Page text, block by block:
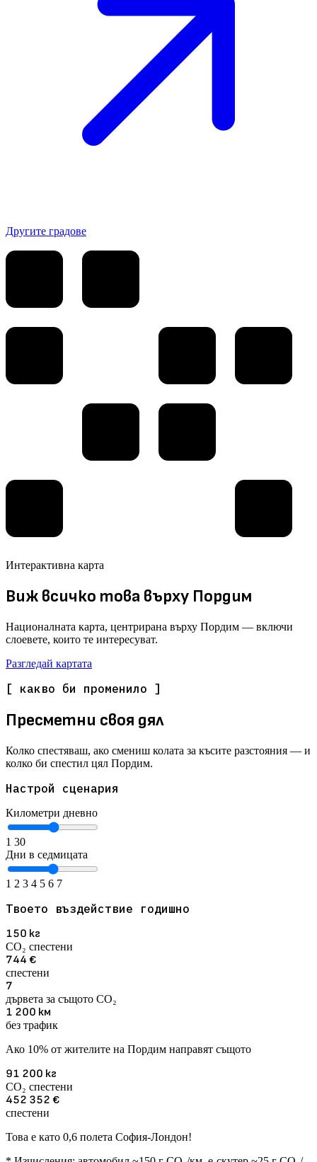
Другите градове
Интерактивна карта
Виж всичко това върху Пордим
Националната карта, центрирана върху Пордим — включи
слоевете, които те интересуват.
Разгледай картата
[ какво би променило ]
Пресметни своя дял
Колко спестяваш, ако смениш колата за късите разстояния — и
колко би спестил цял Пордим.
Настрой сценария
Километри дневно
1 30
Дни в седмицата
1 2 3 4 5 6 7
Твоето въздействие годишно
150 кг
CO₂ спестени
744 €
спестени
7
дървета за същото CO₂
1 200 км
без трафик
Ако 10% от жителите на Пордим направят същото
91 200 кг
CO₂ спестени
452 352 €
спестени
Това е като 0,6 полета София-Лондон!